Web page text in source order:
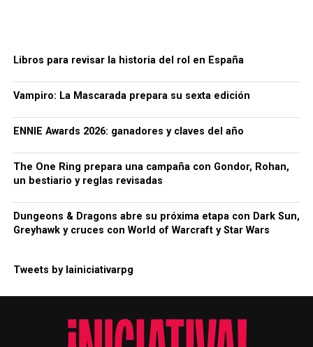
Libros para revisar la historia del rol en España
Vampiro: La Mascarada prepara su sexta edición
ENNIE Awards 2026: ganadores y claves del año
The One Ring prepara una campaña con Gondor, Rohan,
un bestiario y reglas revisadas
Dungeons & Dragons abre su próxima etapa con Dark Sun,
Greyhawk y cruces con World of Warcraft y Star Wars
Tweets by lainiciativarpg